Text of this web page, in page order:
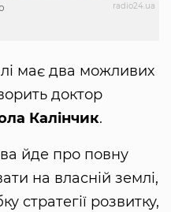
radio24.ua
має два можливих
доктор
Калінчик.
йде про повну
на власній землі,
стратегії розвитку,